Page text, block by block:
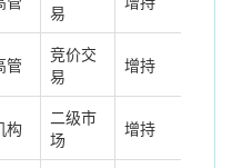
易
管
竞价交
易
增持
构
二级市
场
增持